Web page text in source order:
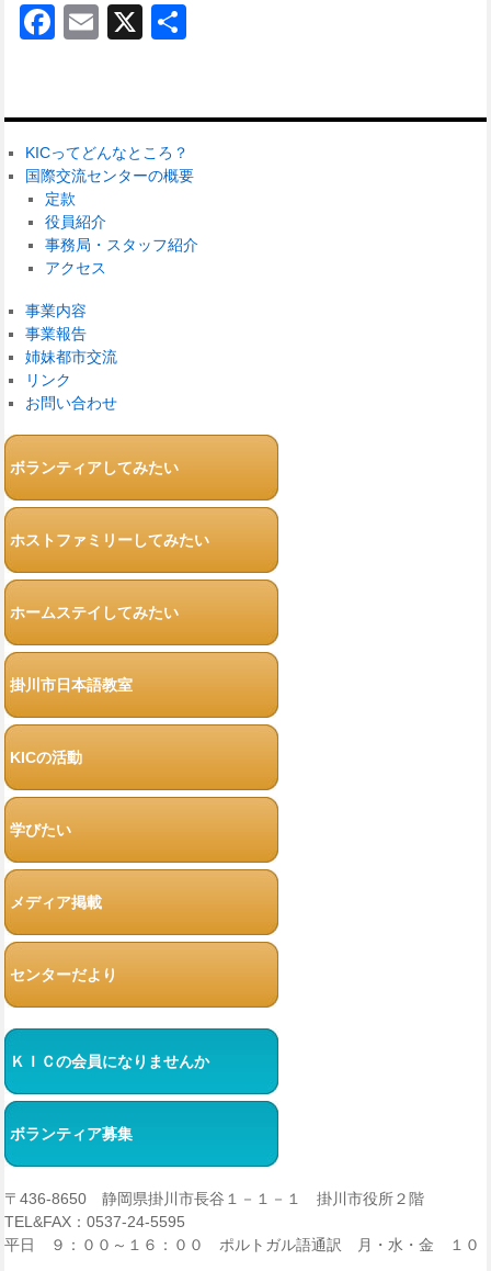
Facebook
Email
X
KICってどんなところ？
国際交流センターの概要
定款
役員紹介
事務局・スタッフ紹介
アクセス
事業内容
事業報告
姉妹都市交流
リンク
お問い合わせ
ボランティアしてみたい
ホストファミリーしてみたい
ホームステイしてみたい
掛川市日本語教室
KICの活動
学びたい
メディア掲載
センターだより
ＫＩＣの会員になりませんか
ボランティア募集
〒436-8650 静岡県掛川市長谷１－１－１ 掛川市役所２階
TEL&FAX：0537-24-5595
平日 ９：００～１６：００ ポルトガル語通訳 月・水・金 １０